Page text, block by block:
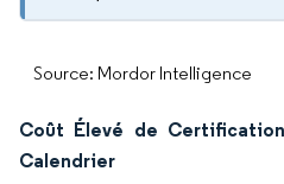
Source: Mordor Intelligence
Coût Élevé de
Calendrier